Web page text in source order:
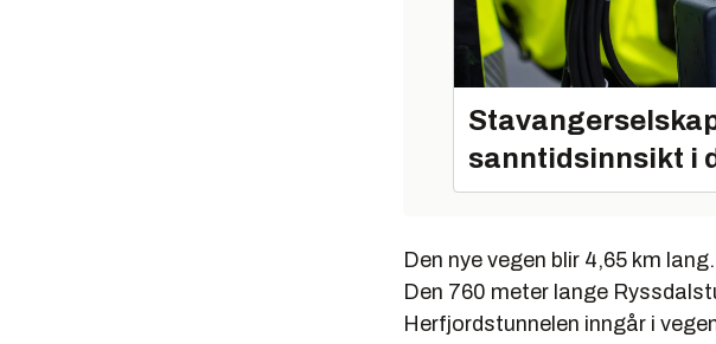
sanntidsinnsikt i
Den nye vegen blir 4,65 km
Den 760 meter lange
Herfjordstunnelen inngår i